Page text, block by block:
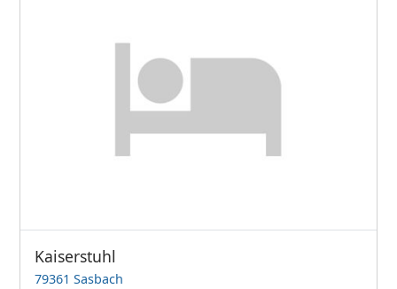
Kaiserstuhl
79361 Sasbach